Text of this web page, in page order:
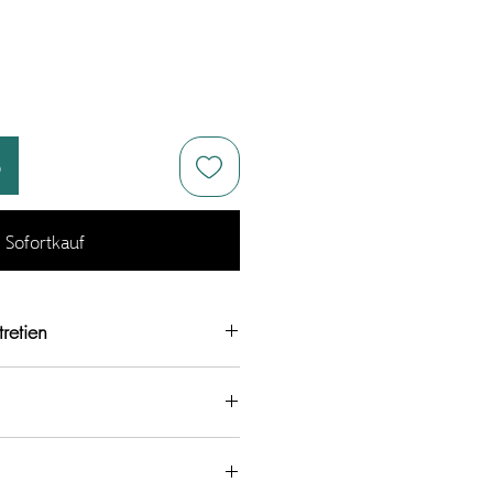
Sofortkauf
dans mon atelier en